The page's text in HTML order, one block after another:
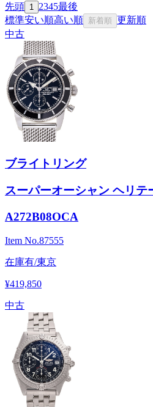
先頭 1 2345最後
標準安い順高い順 新着順 更新順
中古
ブライトリング
スーパーオーシャン ヘリテ
A272B08OCA
Item No.87555
在庫有/東京
¥419,850
中古